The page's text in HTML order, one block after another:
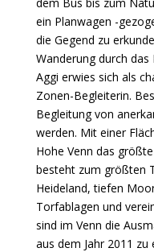
ein Planwagen -
die Gegend zu
Wanderung durch das
Aggi erwies sich als
Zonen-Begleiterin.
Begleitung von
werden. Mit einer
Hohe Venn das
besteht zum größten
Heideland, tiefen
Torfablagen und
sind im Venn die
aus dem Jahr 2011